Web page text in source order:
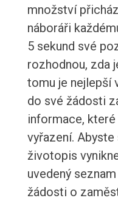
množství
náboráři
5 sekund své
rozhodnou, zda
tomu je nejlepší
do své žádosti
informace,
vyřazení.
životopis
uvedený
žádosti o